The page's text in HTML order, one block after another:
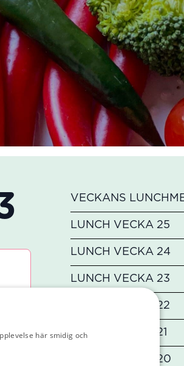
VECKANS
LUNCH VECKA 25
LUNCH VECKA 24
LUNCH VECKA 23
LUNCH VECKA 22
LUNCH VECKA 21
LUNCH VECKA 20
här smidig och